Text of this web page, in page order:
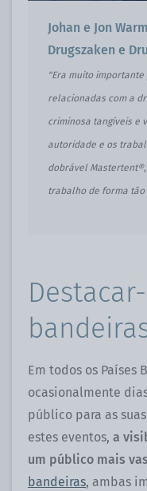
Johan e Jon
Drugszaken e
"Era muito
relacionadas com a
criminosa tangíveis e
autoridade e os
dobrável
trabalho de forma tão
Em todos os Países
ocasionalmente
público para as
estes eventos, a
um público mais
bandeiras, ambas